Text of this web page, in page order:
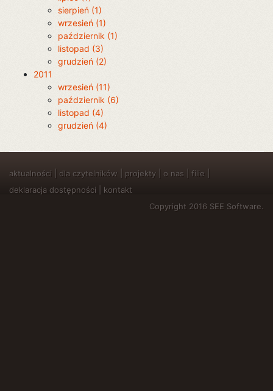
sierpień (1)
wrzesień (1)
październik (1)
listopad (3)
grudzień (2)
2011
wrzesień (11)
październik (6)
listopad (4)
grudzień (4)
aktualności dla czytelników projekty o nas filie
deklaracja dostępności
kontakt
Copyright 2016 SEE Software.